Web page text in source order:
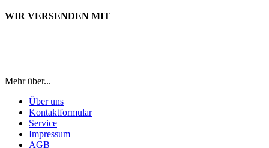
WIR VERSENDEN MIT
Mehr über...
Über uns
Kontaktformular
Service
Impressum
AGB